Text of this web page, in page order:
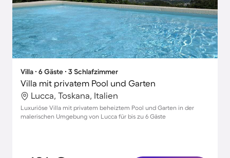
Villa ∙ 6 Gäste ∙ 3 Schlafzimmer
Villa mit privatem Pool und Garten
Lucca, Toskana, Italien
Luxuriöse Villa mit privatem beheiztem Pool und Garten in der
malerischen Umgebung von Lucca für bis zu 6 Gäste